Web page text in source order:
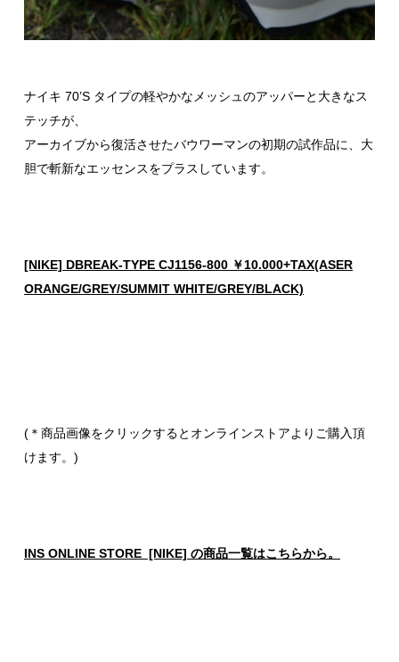
ナイキ 70’S タイプの軽やかなメッシュのアッパーと大きなス
テッチが、
アーカイブから復活させたバウワーマンの初期の試作品に、大
胆で斬新なエッセンスをプラスしています。
[NIKE] DBREAK-TYPE CJ1156-800 ￥10.000+TAX(ASER
ORANGE/GREY/SUMMIT WHITE/GREY/BLACK)
(＊商品画像をクリックするとオンラインストアよりご購入頂
けます。)
INS ONLINE STORE [NIKE] の商品一覧はこちらから。